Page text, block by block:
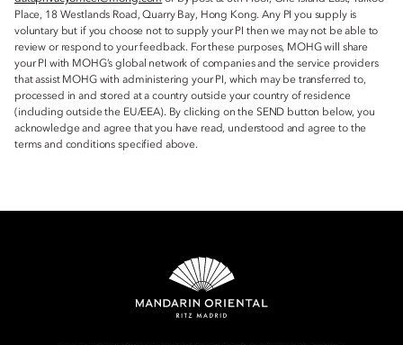
Place, 18 Westlands Road, Quarry Bay, Hong Kong. Any PI you supply is
voluntary but if you choose not to supply your PI then we may not be able to
review or respond to your feedback. For these purposes, MOHG will share
your PI with MOHG’s global network of companies and the service providers
that assist MOHG with administering your PI, which may be transferred to,
processed in and stored at a country outside your country of residence
(including outside the EU/EEA). By clicking on the SEND button below, you
acknowledge and agree that you have read, understood and agree to the
terms and conditions specified above.